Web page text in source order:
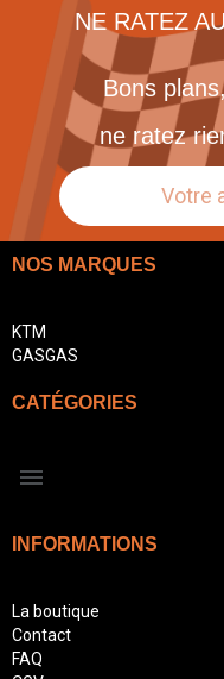
NE RATEZ
Bons
ne ratez
NOS MARQUES
KTM
GASGAS
CATÉGORIES
INFORMATIONS
La boutique
Contact
FAQ